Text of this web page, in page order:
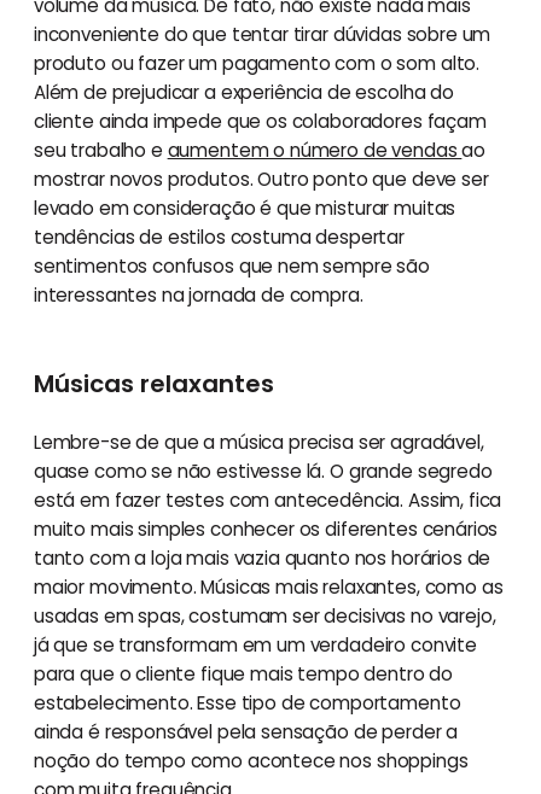
volume da música. De fato, não existe nada mais
inconveniente do que tentar tirar dúvidas sobre um
produto ou fazer um pagamento com o som alto.
Além de prejudicar a experiência de escolha do
cliente ainda impede que os colaboradores façam
seu trabalho e aumentem o número de vendasao
mostrar novos produtos. Outro ponto que deve ser
levado em consideração é que misturar muitas
tendências de estilos costuma despertar
sentimentos confusos que nem sempre são
interessantes na jornada de compra.
Músicas relaxantes
Lembre-se de que a música precisa ser agradável,
quase como se não estivesse lá. O grande segredo
está em fazer testes com antecedência. Assim, fica
muito mais simples conhecer os diferentes cenários
tanto com a loja mais vazia quanto nos horários de
maior movimento. Músicas mais relaxantes, como as
usadas em spas, costumam ser decisivas no varejo,
já que se transformam em um verdadeiro convite
para que o cliente fique mais tempo dentro do
estabelecimento. Esse tipo de comportamento
ainda é responsável pela sensação de perder a
noção do tempo como acontece nos shoppings